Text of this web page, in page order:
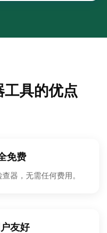
具的优点
免费
器，无需任何费用。
友好